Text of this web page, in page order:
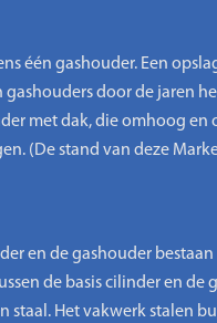
één gashouder. Een
door de jaren
met dak, die omhoog
(De stand van deze
en de gashouder
de basis cilinder en de
Het vakwerk stalen